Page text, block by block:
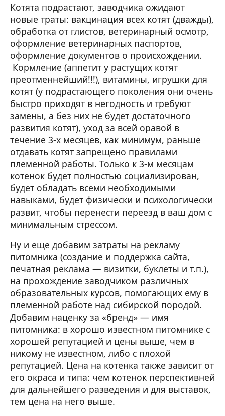
Котята подрастают, заводчика ожидают
новые траты: вакцинация всех котят (дважды),
обработка от глистов, ветеринарный осмотр,
оформление ветеринарных паспортов,
оформление документов о происхождении.
Кормление (аппетит у растущих котят
преотменнейший!!!), витамины, игрушки для
котят (у подрастающего поколения они очень
быстро приходят в негодность и требуют
замены, а без них не будет достаточного
развития котят), уход за всей оравой в
течение 3-х месяцев, как минимум, раньше
отдавать котят запрещено правилами
племенной работы. Только к 3-м месяцам
котенок будет полностью социализирован,
будет обладать всеми необходимыми
навыками, будет физически и психологически
развит, чтобы перенести переезд в ваш дом с
минимальным стрессом.
Ну и еще добавим затраты на рекламу
питомника (создание и поддержка сайта,
печатная реклама — визитки, буклеты и т.п.),
на прохождение заводчиком различных
образовательных курсов, помогающих ему в
племенной работе над сибирской породой.
Добавим наценку за «бренд» — имя
питомника: в хорошо известном питомнике с
хорошей репутацией и цены выше, чем в
никому не известном, либо с плохой
репутацией. Цена на котенка также зависит от
его окраса и типа: чем котенок перспективней
для дальнейшего разведения и для выставок,
тем цена на него выше.